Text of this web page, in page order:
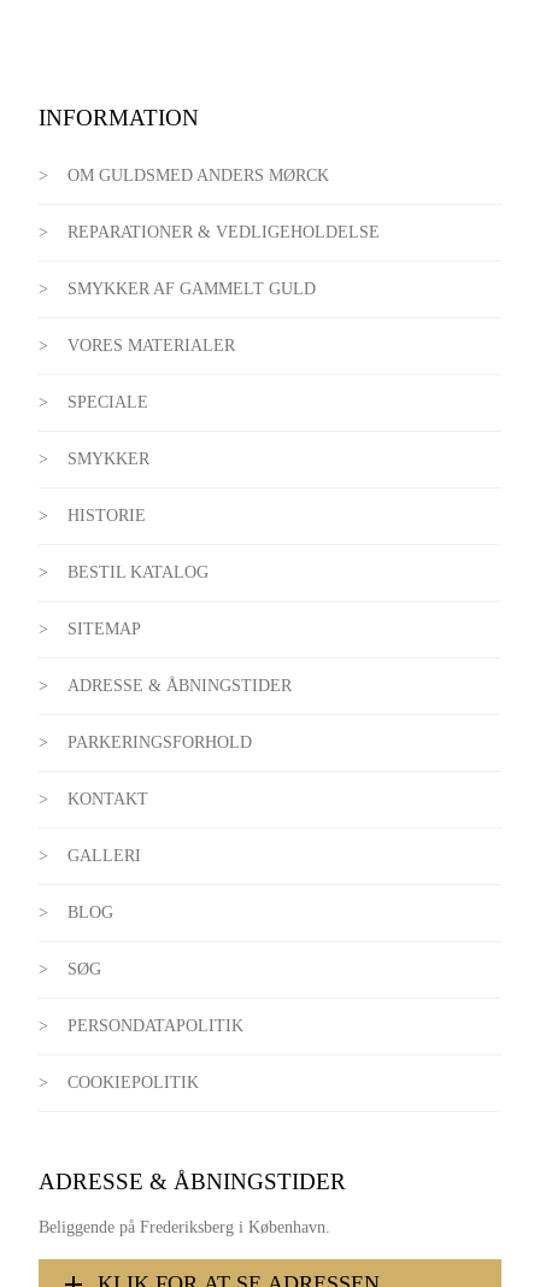
INFORMATION
OM GULDSMED ANDERS MØRCK
REPARATIONER & VEDLIGEHOLDELSE
SMYKKER AF GAMMELT GULD
VORES MATERIALER
SPECIALE
SMYKKER
HISTORIE
BESTIL KATALOG
SITEMAP
ADRESSE & ÅBNINGSTIDER
PARKERINGSFORHOLD
KONTAKT
GALLERI
BLOG
SØG
PERSONDATAPOLITIK
COOKIEPOLITIK
ADRESSE & ÅBNINGSTIDER
Beliggende på Frederiksberg i København.